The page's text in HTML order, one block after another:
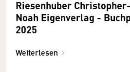
Riesenhuber Christopher-
Noah Eigenverlag -
2025
Weiterlesen